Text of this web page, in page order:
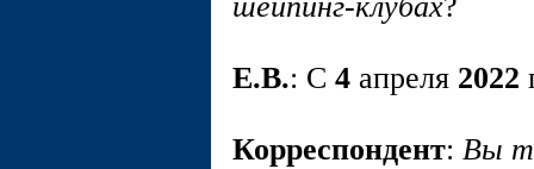
шейпинг-клубах?
E.В.: С 4 апреля 2022
Корреспондент: Вы